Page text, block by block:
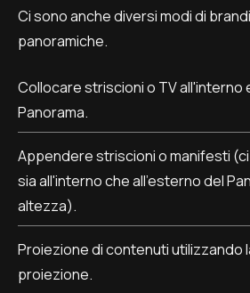
Ci sono anche diversi modi di
panoramiche.
Collocare striscioni o TV all'interno
Panorama.
Appendere striscioni o manifesti
sia all'interno che all'esterno del
altezza).
Proiezione di contenuti utilizzando
proiezione.